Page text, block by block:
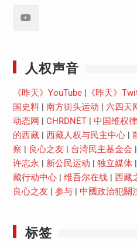
人权声音
《昨天》YouTube| 《昨天》
国史料| 南方街头运动 六四天
动态网
CHRDNET| 中国维权
的西藏| 西藏人权与民主中心|
察
良心之友 台湾民主基金会
许志永
新公民运动 独立媒体|
藏行动中心| 维吾尔在线| 西藏
良心之友
参与| 中國政治犯關
标签